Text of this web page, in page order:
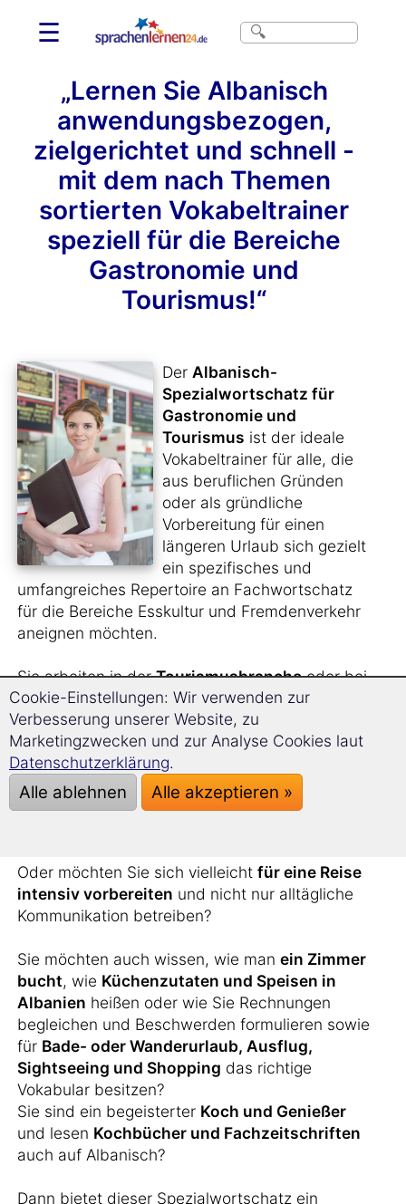
☰
„Lernen Sie Albanisch
anwendungsbezogen,
zielgerichtet und schnell -
mit dem nach Themen
sortierten Vokabeltrainer
speziell für die Bereiche
Gastronomie und
Tourismus!“
Der Albanisch-
Spezialwortschatz für
Gastronomie und
Tourismus ist der ideale
Vokabeltrainer für alle, die
aus beruflichen Gründen
oder als gründliche
Vorbereitung für einen
längeren Urlaub sich gezielt
ein spezifisches und
umfangreiches Repertoire an Fachwortschatz
für die Bereiche Esskultur und Fremdenverkehr
aneignen möchten.
Sie arbeiten in derTourismusbrancheoder bei
einemReiseveranstalterund benötigen für
diese Arbeit den entsprechenden Wortschatz
auf Albanisch?
Sie planen, für einige Zeit ins Ausland zu gehen
und dort imService- oder Küchenbereich
Oder möchten Sie sich vielleicht für eine Reise
intensiv vorbereiten und nicht nur alltägliche
Kommunikation betreiben?
Sie möchten auch wissen, wie man ein Zimmer
bucht, wie Küchenzutaten und Speisen in
Albanien heißen oder wie Sie Rechnungen
begleichen und Beschwerden formulieren sowie
für Bade- oder Wanderurlaub, Ausflug,
Sightseeing und Shopping das richtige
Vokabular besitzen?
Sie sind ein begeisterter Koch und Genießer
und lesen Kochbücher und Fachzeitschriften
auch auf Albanisch?
Dann bietet dieser Spezialwortschatz ein
Cookie-Einstellungen: Wir verwenden zur
Verbesserung unserer Website, zu
Marketingzwecken und zur Analyse Cookies laut
Datenschutzerklärung.
Alle ablehnen Alle akzeptieren »